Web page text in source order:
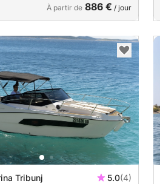
À partir de 886 € / jour
Tribunj 5.0(4)